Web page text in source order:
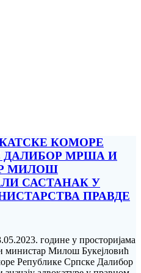
КОМОРЕ
ДАЛИБОР МРША И
МИЛОШ
САСТАНАК У
ПРАВДЕ
године у просторијама
министар Милош Букејловић
Републике Српске Далибор